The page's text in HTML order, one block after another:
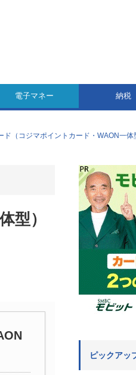
電子マネー 納税
ド（コジマポイントカード・WAON一
型）
ピックアッ